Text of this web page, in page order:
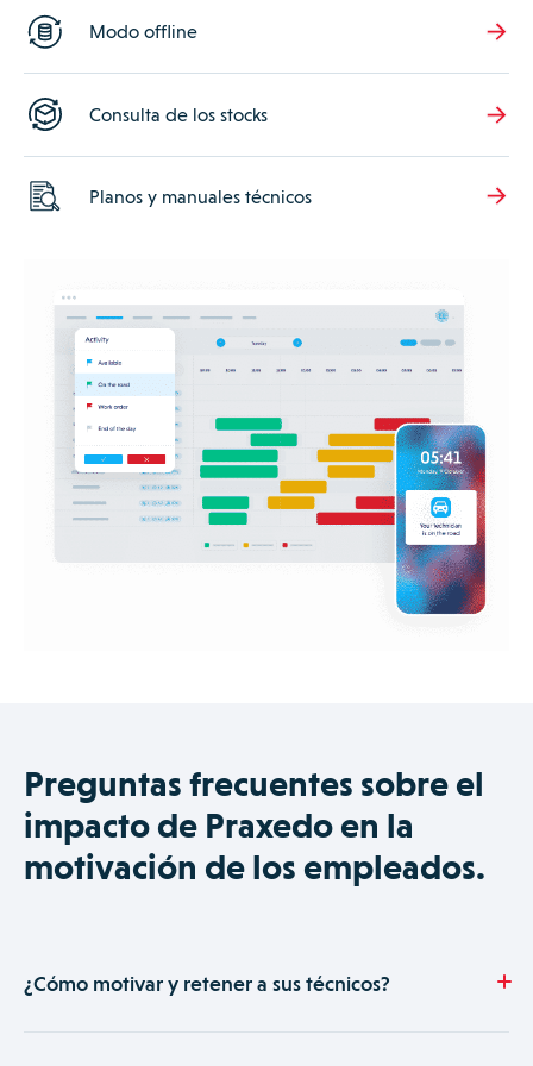
Modo offline
Consulta de los stocks
Planos y manuales técnicos
Preguntas frecuentes sobre el
impacto de Praxedo en la
motivación de los empleados.
¿Cómo motivar y retener a sus técnicos?